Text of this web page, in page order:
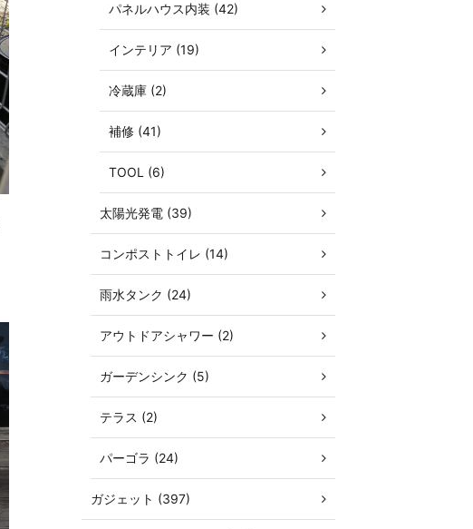
パネルハウス内装 (42)
インテリア (19)
冷蔵庫 (2)
補修 (41)
TOOL (6)
太陽光発電 (39)
コンポストトイレ (14)
雨水タンク (24)
アウトドアシャワー (2)
ガーデンシンク (5)
テラス (2)
パーゴラ (24)
ガジェット (397)